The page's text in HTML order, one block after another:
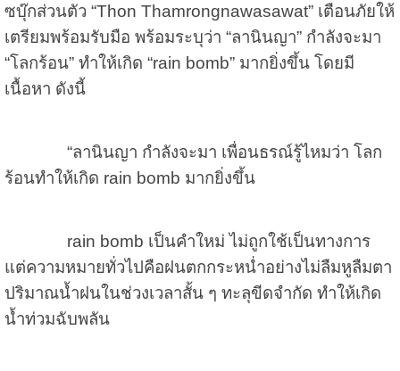
ซบุ๊กส่วนตัว “Thon Thamrongnawasawat” เตือนภัยให้
เตรียมพร้อมรับมือ พร้อมระบุว่า “ลานินญา” กำลังจะมา
“โลกร้อน” ทำให้เกิด “rain bomb” มากยิ่งขึ้น โดยมี
เนื้อหา ดังนี้
“ลานินญา กำลังจะมา เพื่อนธรณ์รู้ไหมว่า โลก
ร้อนทำให้เกิด rain bomb มากยิ่งขึ้น
rain bomb เป็นคำใหม่ ไม่ถูกใช้เป็นทางการ
แต่ความหมายทั่วไปคือฝนตกกระหน่ำอย่างไม่ลืมหูลืมตา
ปริมาณน้ำฝนในช่วงเวลาสั้น ๆ ทะลุขีดจำกัด ทำให้เกิด
น้ำท่วมฉับพลัน